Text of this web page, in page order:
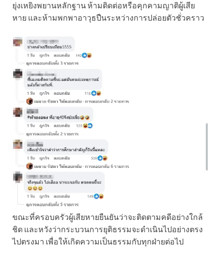
ยุ่งเหยิงพยานหลักฐาน ห้ามติดต่อหรือคุกคามญาติผู้เสีย
หาย และห้ามพกพาอาวุธปืนระหว่างการปล่อยตัวชั่วคราว
ขณะที่ครอบครัวผู้เสียหายยืนยันว่าจะติดตามคดีอย่างใกล้
ชิด และหวังว่ากระบวนการยุติธรรมจะดำเนินไปอย่างตรง
ไปตรงมา เพื่อให้เกิดความเป็นธรรมกับทุกฝ่ายต่อไป